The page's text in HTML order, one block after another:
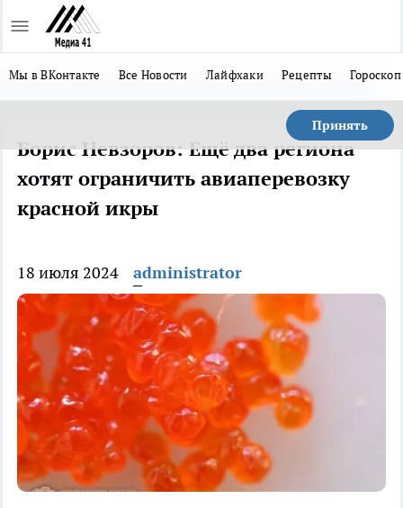
Мы в ВКонтакте Все Новости Лайфхаки Рецепты Гороскоп
Принять
Борис Невзоров: Ещё два региона
хотят ограничить авиаперевозку
красной икры
18 июля 2024 administrator